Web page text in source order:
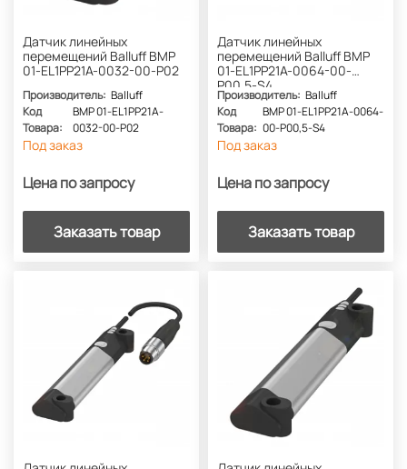
Датчик линейных
перемещений Balluff BMP
01-EL1PP21A-0032-00-P02
Производитель: Balluff
Код
Товара:
BMP 01-EL1PP21A-
0032-00-P02
Под заказ
Цена по запросу
Заказать товар
Датчик линейных
перемещений Balluff BMP
01-EL1PP21A-0064-00-
P00,5-S4
Производитель: Balluff
Код
Товара:
BMP 01-EL1PP21A-0064-
00-P00,5-S4
Под заказ
Цена по запросу
Заказать товар